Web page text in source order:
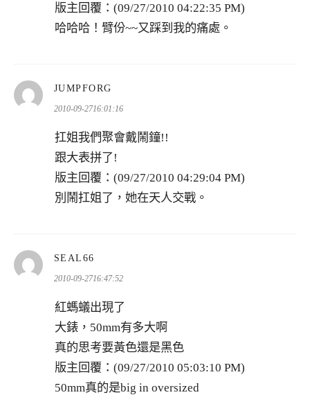
版主回覆：(09/27/2010 04:22:35 PM)
哈哈哈！臂份~~又踩到我的痛處。
JUMPFORG
示:
2010-09-2716:01:16
扛姐我們聚會戴鬧鐘!!
跟大表拼了!
版主回覆：(09/27/2010 04:29:04 PM)
別鬧扛姐了，她在天人交戰。
SEAL66
示:
2010-09-2716:47:52
紅螞蟻出現了
大錶，50mm有多大啊
真的思考要黃色還是黑色
版主回覆：(09/27/2010 05:03:10 PM)
50mm真的是big in oversized